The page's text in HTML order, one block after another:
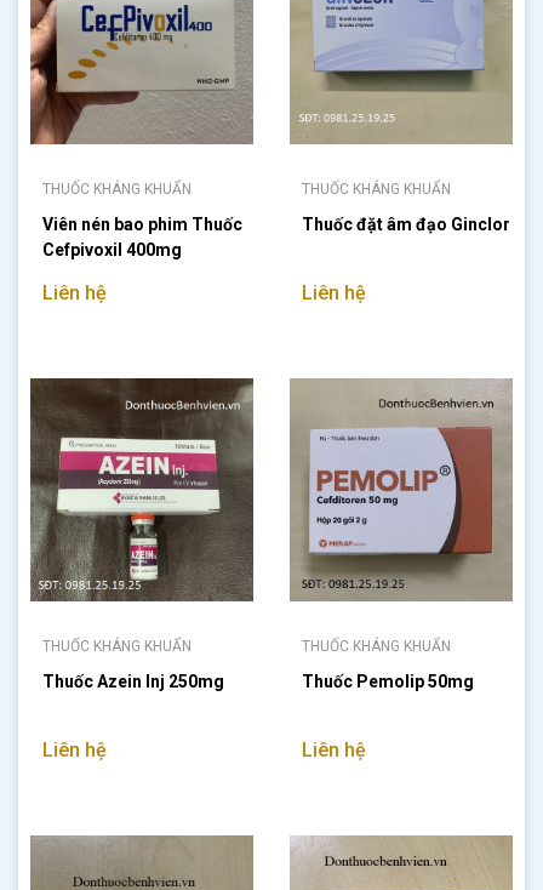
THUỐC KHÁNG KHUẨN
Viên nén bao phim Thuốc
Cefpivoxil 400mg
Liên hệ
THUỐC KHÁNG KHUẨN
Thuốc đặt âm đạo Ginclor
Liên hệ
THUỐC KHÁNG KHUẨN
Thuốc Azein Inj 250mg
Liên hệ
THUỐC KHÁNG KHUẨN
Thuốc Pemolip 50mg
Liên hệ